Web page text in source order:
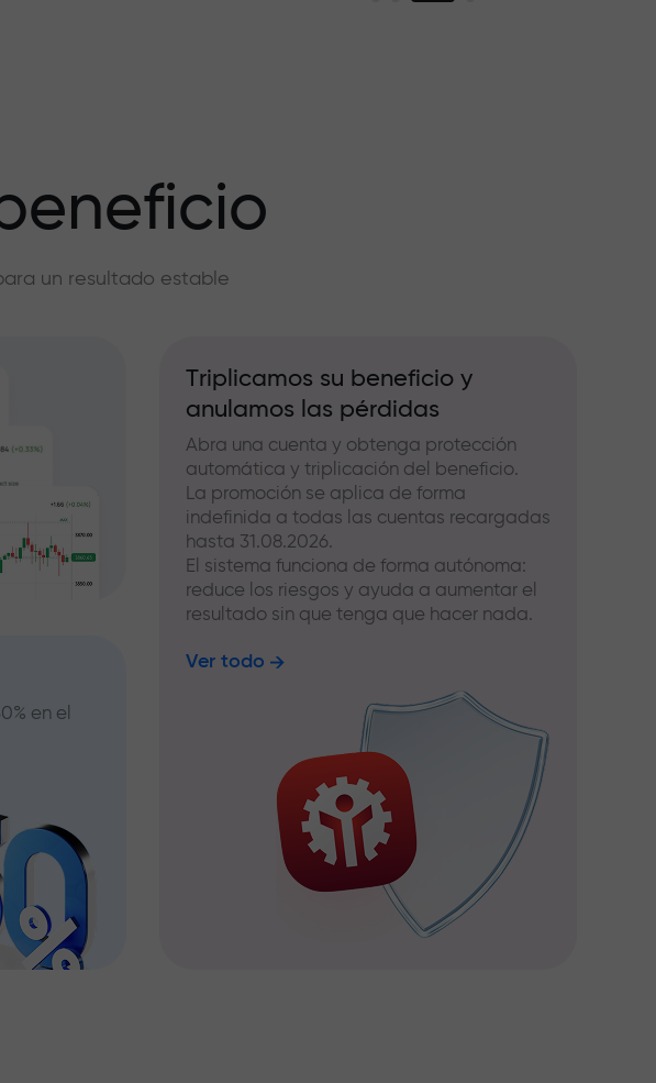
un resultado estable
en el
Triplicamos su beneficio y
anulamos las pérdidas
Abra una cuenta y obtenga protección
automática y triplicación del beneficio.
La promoción se aplica de forma
indefinida a todas las cuentas recargadas
hasta 31.08.2026.
El sistema funciona de forma autónoma:
reduce los riesgos y ayuda a aumentar el
resultado sin que tenga que hacer nada.
Ver todo